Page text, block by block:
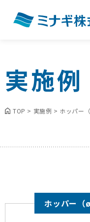
実施例
TOP > 実施例 > ホッパー
ホッパー（